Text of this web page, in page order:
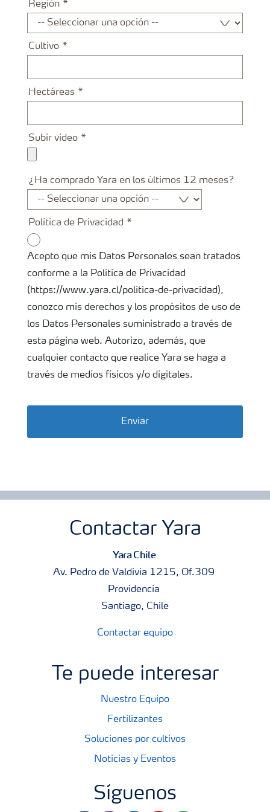
Región
Cultivo
Hectáreas
Subir video
¿Ha comprado Yara en los últimos 12 meses?
Política de Privacidad
Acepto que mis Datos Personales sean tratados
conforme a la Política de Privacidad
(https://www.yara.cl/politica-de-privacidad),
conozco mis derechos y los propósitos de uso de
los Datos Personales suministrado a través de
esta página web. Autorizo, además, que
cualquier contacto que realice Yara se haga a
través de medios físicos y/o digitales.
Enviar
Contactar Yara
Yara Chile
Av. Pedro de Valdivia 1215, Of.309
Providencia
Santiago, Chile
Contactar equipo
Te puede interesar
Nuestro Equipo
Fertilizantes
Soluciones por cultivos
Noticias y Eventos
Síguenos